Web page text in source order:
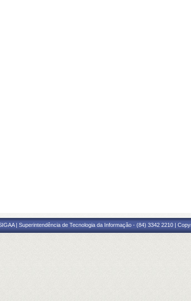
| Superintendência de Tecnologia da Informação - (84) 3342 2210 |